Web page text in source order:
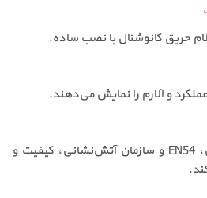
حریق کانوشنال با نصب ساده.
و آلارم را نمایش می‌دهند.
تاییدیه استاندارد ملی ایران، EN54 و سازمان آتش‌نشانی، کیفیت و